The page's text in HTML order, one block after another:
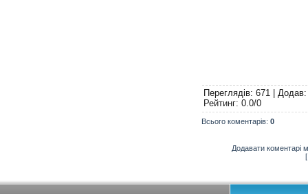
Переглядів: 671 | Додав
Рейтинг: 0.0/0
Всього коментарів: 0
Додавати коментарі